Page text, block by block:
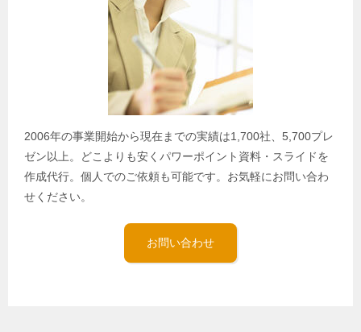
2006年の事業開始から現在までの実績は1,700社、5,700プレ
ゼン以上。どこよりも安くパワーポイント資料・スライドを
作成代行。個人でのご依頼も可能です。お気軽にお問い合わ
せください。
お問い合わせ